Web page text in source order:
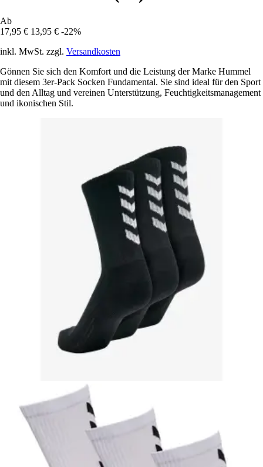
Ab
17,95 € 13,95 € -22%
inkl. MwSt. zzgl. Versandkosten
Gönnen Sie sich den Komfort und die Leistung der Marke Hummel
mit diesem 3er-Pack Socken Fundamental. Sie sind ideal für den Sport
und den Alltag und vereinen Unterstützung, Feuchtigkeitsmanagement
und ikonischen Stil.